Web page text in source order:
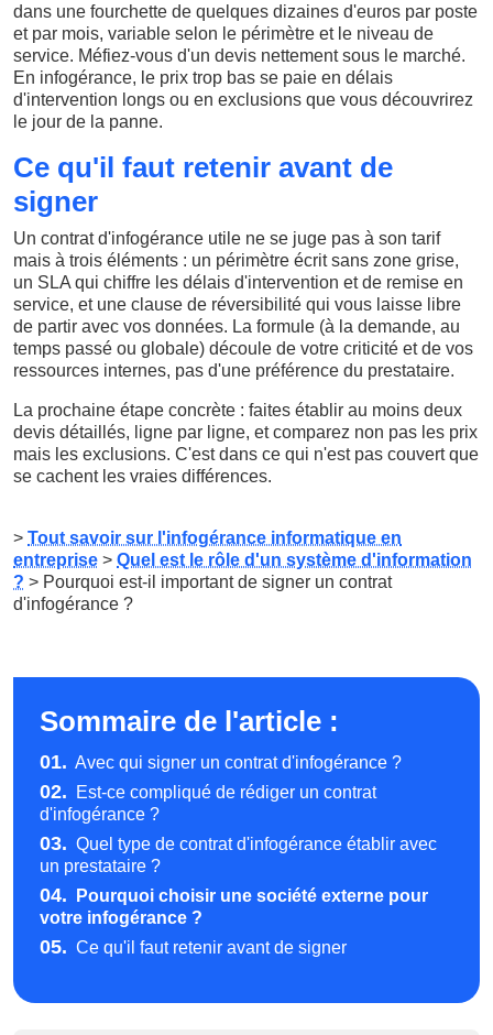
dans une fourchette de quelques dizaines d'euros par poste
et par mois, variable selon le périmètre et le niveau de
service. Méfiez-vous d'un devis nettement sous le marché.
En infogérance, le prix trop bas se paie en délais
d'intervention longs ou en exclusions que vous découvrirez
le jour de la panne.
Ce qu'il faut retenir avant de
signer
Un contrat d'infogérance utile ne se juge pas à son tarif
mais à trois éléments : un périmètre écrit sans zone grise,
un SLA qui chiffre les délais d'intervention et de remise en
service, et une clause de réversibilité qui vous laisse libre
de partir avec vos données. La formule (à la demande, au
temps passé ou globale) découle de votre criticité et de vos
ressources internes, pas d'une préférence du prestataire.
La prochaine étape concrète : faites établir au moins deux
devis détaillés, ligne par ligne, et comparez non pas les prix
mais les exclusions. C'est dans ce qui n'est pas couvert que
se cachent les vraies différences.
> Tout savoir sur l'infogérance informatique en
entreprise > Quel est le rôle d'un système d'information
? > Pourquoi est-il important de signer un contrat
d'infogérance ?
Sommaire de l'article :
01. Avec qui signer un contrat d'infogérance ?
02.
Est-ce compliqué de rédiger un contrat
d'infogérance ?
03. Quel type de contrat d'infogérance établir avec
un prestataire ?
04.
Pourquoi choisir une société externe pour
votre infogérance ?
05. Ce qu'il faut retenir avant de signer